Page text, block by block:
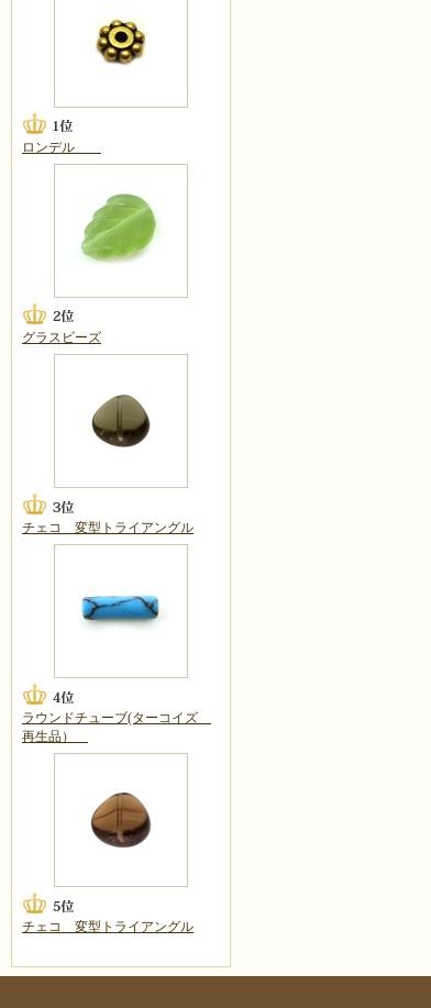
ロンデル
グラスビーズ
チェコ 変型トライアングル
ラウンドチューブ(ターコイズ
再生品）
チェコ 変型トライアングル